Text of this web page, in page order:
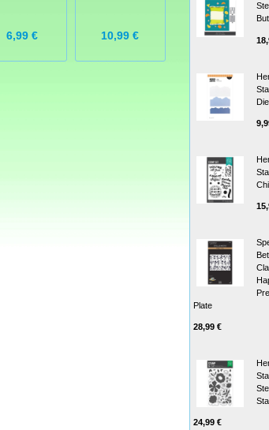
6,99 € 10,99 € 5,99 €
Plate
28,99 €
24,99 €